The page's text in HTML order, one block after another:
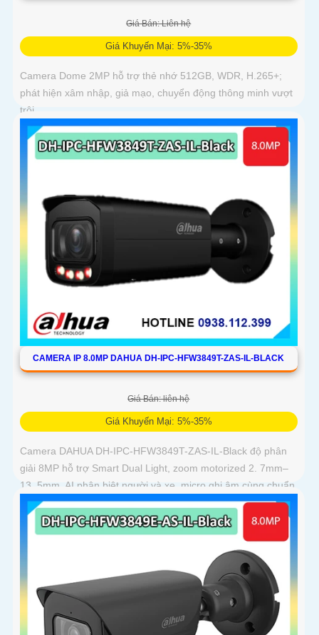
Giá Bán: Liên hệ
Giá Khuyến Mại: 5%-35%
Camera Dome 2MP hỗ trợ thẻ nhớ 512GB, WDR, H.265+;
phát hiện xâm nhập, giả mạo, chuyển động thông minh vượt
trội
CAMERA IP 8.0MP DAHUA DH-IPC-HFW3849T-ZAS-IL-BLACK
Giá Bán: liên hệ
Giá Khuyến Mại: 5%-35%
Camera DAHUA DH-IPC-HFW3849T-ZAS-IL-Black độ phân
giải 8MP hỗ trợ Smart Dual Light, zoom motorized 2. 7mm–
13. 5mm, AI phân biệt người và xe, micro ghi âm cùng chuẩn
IP67 chống bụi nước